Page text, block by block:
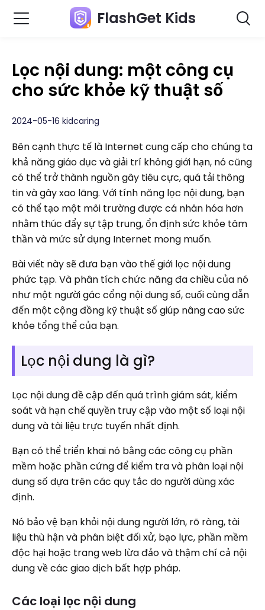
FlashGet Kids
Lọc nội dung: một công cụ
cho sức khỏe kỹ thuật số
2024-05-16 kidcaring
Bên cạnh thực tế là Internet cung cấp cho chúng ta
khả năng giáo dục và giải trí không giới hạn, nó cũng
có thể trở thành nguồn gây tiêu cực, quá tải thông
tin và gây xao lãng. Với tính năng lọc nội dung, bạn
có thể tạo một môi trường được cá nhân hóa hơn
nhằm thúc đẩy sự tập trung, ổn định sức khỏe tâm
thần và mức sử dụng Internet mong muốn.
Bài viết này sẽ đưa bạn vào thế giới lọc nội dung
phức tạp. Và phân tích chức năng đa chiều của nó
như một người gác cổng nội dung số, cuối cùng dẫn
đến một cộng đồng kỹ thuật số giúp nâng cao sức
khỏe tổng thể của bạn.
Lọc nội dung là gì?
Lọc nội dung đề cập đến quá trình giám sát, kiểm
soát và hạn chế quyền truy cập vào một số loại nội
dung và tài liệu trực tuyến nhất định.
Bạn có thể triển khai nó bằng các công cụ phần
mềm hoặc phần cứng để kiểm tra và phân loại nội
dung số dựa trên các quy tắc do người dùng xác
định.
Nó bảo vệ bạn khỏi nội dung người lớn, rõ ràng, tài
liệu thù hận và phân biệt đối xử, bạo lực, phần mềm
độc hại hoặc trang web lừa đảo và thậm chí cả nội
dung về các giao dịch bất hợp pháp.
Các loại lọc nội dung